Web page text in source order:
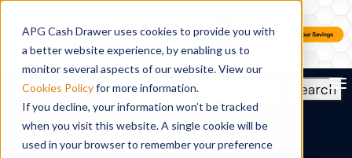
APG Cash Drawer uses cookies to provide you with
a better website experience, by enabling us to
monitor several aspects of our website. View our
Cookies Policyfor more information.
If you decline, your information won’t be tracked
when you visit this website. A single cookie will be
used in your browser to remember your preference
Search
FR